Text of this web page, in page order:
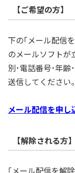
【ご希望の方】
下の｢メール配信
のメールソフトが
別･電話番号･年齢
送信してください。
メール配信を申し
【解除される方】